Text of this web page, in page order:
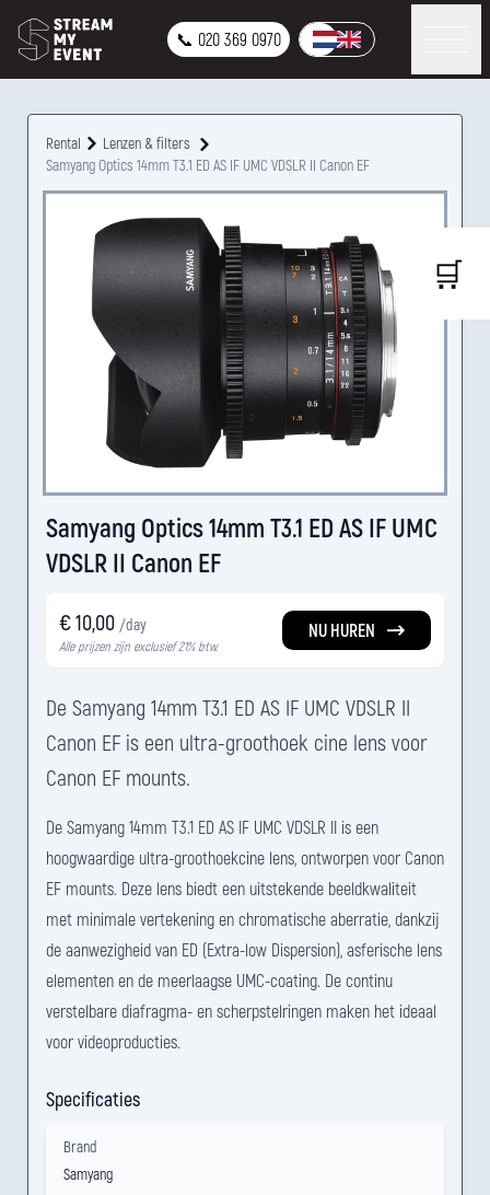
📞 020 369 0970
Rental
Lenzen & filters
Samyang Optics 14mm T3.1 ED AS IF UMC VDSLR II Canon EF
Samyang Optics 14mm T3.1 ED AS IF UMC
VDSLR II Canon EF
€ 10,00 /day
Alle prijzen zijn exclusief 21% btw.
NU HUREN
De Samyang 14mm T3.1 ED AS IF UMC VDSLR II
Canon EF is een ultra-groothoek cine lens voor
Canon EF mounts.
De Samyang 14mm T3.1 ED AS IF UMC VDSLR II is een
hoogwaardige ultra-groothoekcine lens, ontworpen voor Canon
EF mounts. Deze lens biedt een uitstekende beeldkwaliteit
met minimale vertekening en chromatische aberratie, dankzij
de aanwezigheid van ED (Extra-low Dispersion), asferische lens
elementen en de meerlaagse UMC-coating. De continu
verstelbare diafragma- en scherpstelringen maken het ideaal
voor videoproducties.
Specificaties
Brand
Samyang
🛒